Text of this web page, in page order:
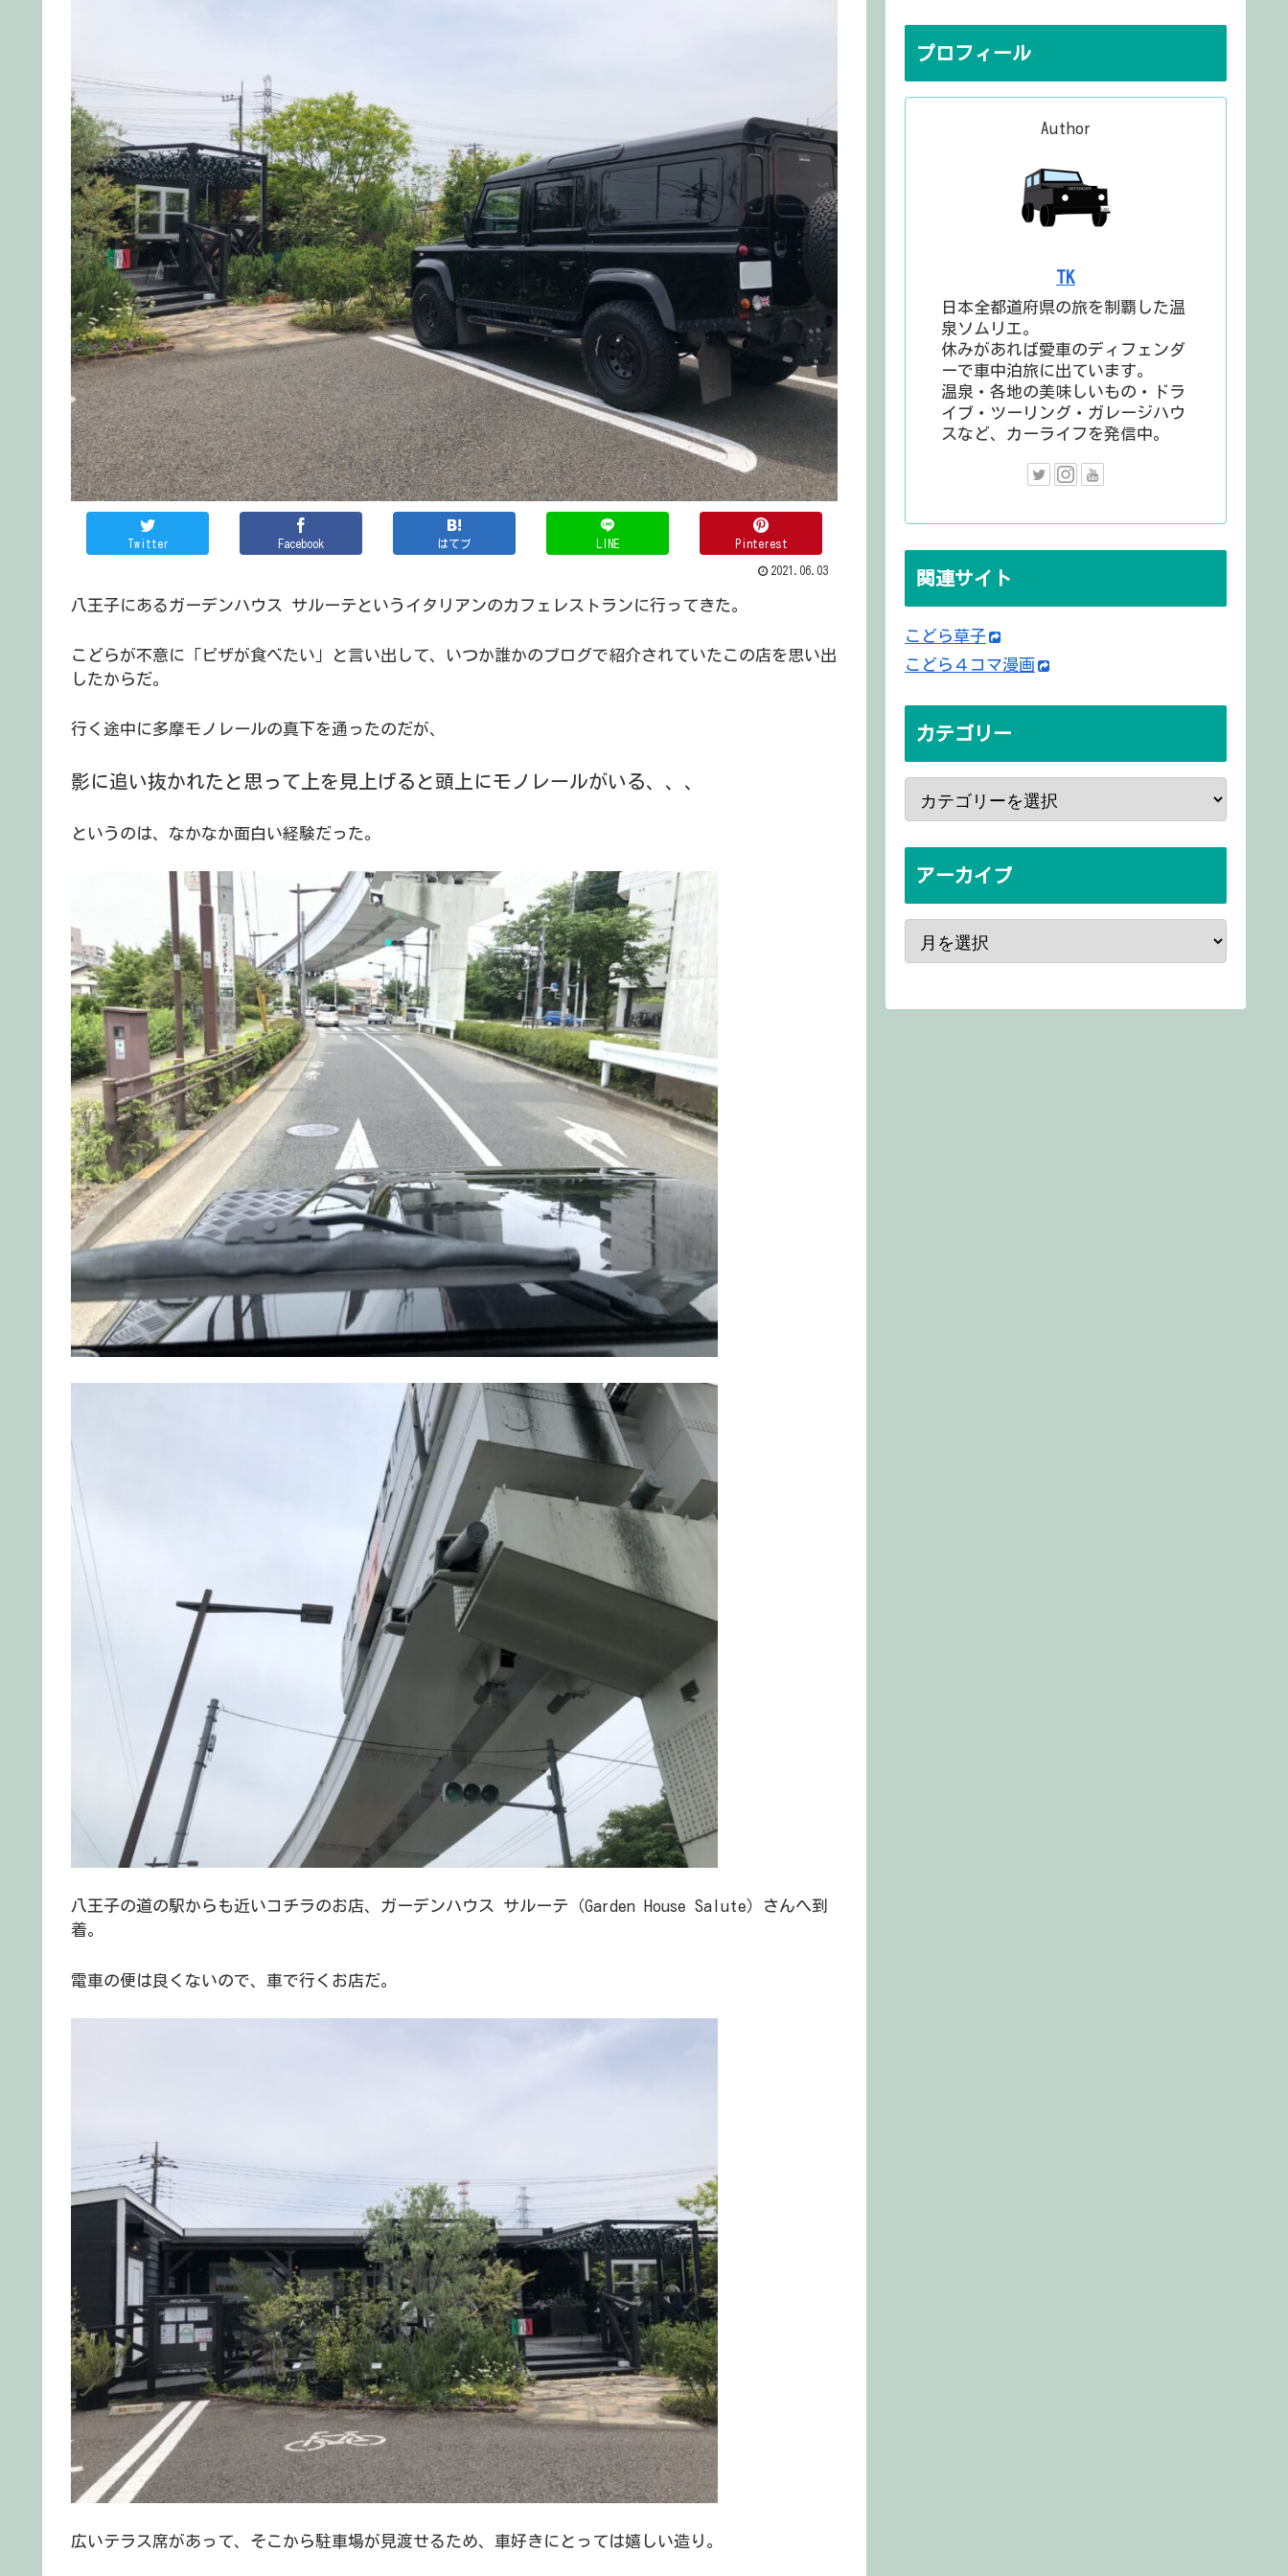
Twitter Facebook はてブ LINE Pinterest
2021.06.03
八王子にあるガーデンハウス サルーテというイタリアンのカフェレストランに行ってきた。
こどらが不意に「ピザが食べたい」と言い出して、いつか誰かのブログで紹介されていたこの店を思い出
したからだ。
行く途中に多摩モノレールの真下を通ったのだが、
影に追い抜かれたと思って上を見上げると頭上にモノレールがいる、、、
というのは、なかなか面白い経験だった。
八王子の道の駅からも近いコチラのお店、ガーデンハウス サルーテ（Garden House Salute）さんへ到
着。
電車の便は良くないので、車で行くお店だ。
広いテラス席があって、そこから駐車場が見渡せるため、車好きにとっては嬉しい造り。
プロフィール
Author
TK
日本全都道府県の旅を制覇した温
泉ソムリエ。
休みがあれば愛車のディフェンダ
ーで車中泊旅に出ています。
温泉・各地の美味しいもの・ドラ
イブ・ツーリング・ガレージハウ
スなど、カーライフを発信中。
関連サイト
こどら草子
こどら４コマ漫画
カテゴリー
アーカイブ